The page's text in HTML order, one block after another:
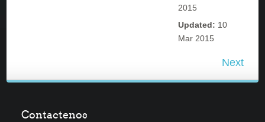
2015
Updated: 10
Mar 2015
Next
Contactenos